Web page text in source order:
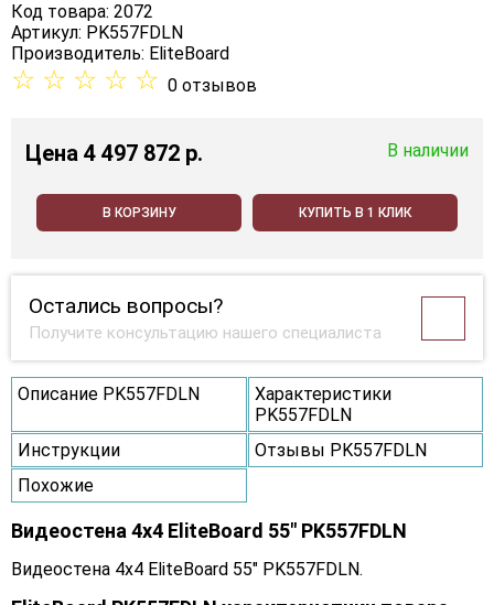
Код товара: 2072
Артикул: PK557FDLN
Производитель: EliteBoard
☆ ☆ ☆ ☆ ☆ 0 отзывов
Цена 4 497 872 p. В наличии
В КОРЗИНУ КУПИТЬ В 1 КЛИК
Остались вопросы?
Получите консультацию нашего специалиста
Описание PK557FDLN
Характеристики
PK557FDLN
Инструкции
Отзывы PK557FDLN
Похожие
Видеостена 4x4 EliteBoard 55" PK557FDLN
Видеостена 4x4 EliteBoard 55" PK557FDLN.